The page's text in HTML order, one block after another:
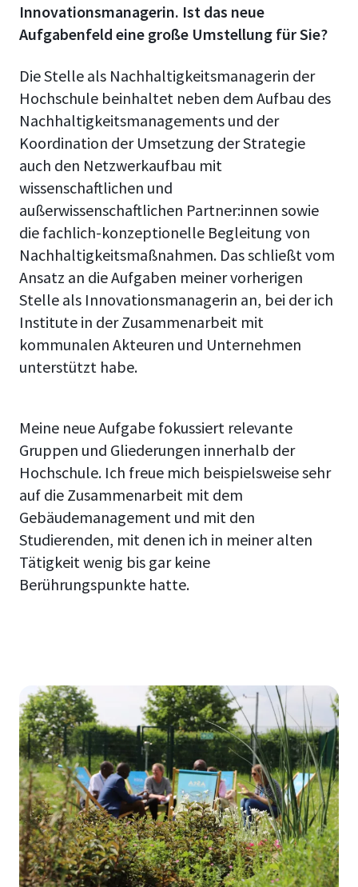
Innovationsmanagerin. Ist das neue
Aufgabenfeld eine große Umstellung für Sie?
Die Stelle als Nachhaltigkeitsmanagerin der
Hochschule beinhaltet neben dem Aufbau des
Nachhaltigkeitsmanagements und der
Koordination der Umsetzung der Strategie
auch den Netzwerkaufbau mit
wissenschaftlichen und
außerwissenschaftlichen Partner:innen sowie
die fachlich-konzeptionelle Begleitung von
Nachhaltigkeitsmaßnahmen. Das schließt vom
Ansatz an die Aufgaben meiner vorherigen
Stelle als Innovationsmanagerin an, bei der ich
Institute in der Zusammenarbeit mit
kommunalen Akteuren und Unternehmen
unterstützt habe.
Meine neue Aufgabe fokussiert relevante
Gruppen und Gliederungen innerhalb der
Hochschule. Ich freue mich beispielsweise sehr
auf die Zusammenarbeit mit dem
Gebäudemanagement und mit den
Studierenden, mit denen ich in meiner alten
Tätigkeit wenig bis gar keine
Berührungspunkte hatte.